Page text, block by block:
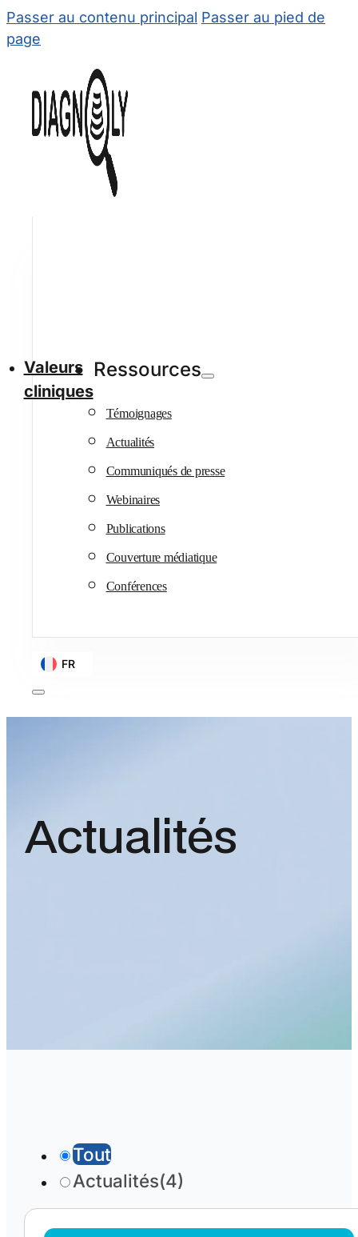
Passer au contenu principal Passer au pied de
page
Valeurs
cliniques
Ressources
Témoignages
Actualités
Communiqués de presse
Webinaires
Publications
Couverture médiatique
Conférences
FR
Actualités
Tout
Actualités(4)